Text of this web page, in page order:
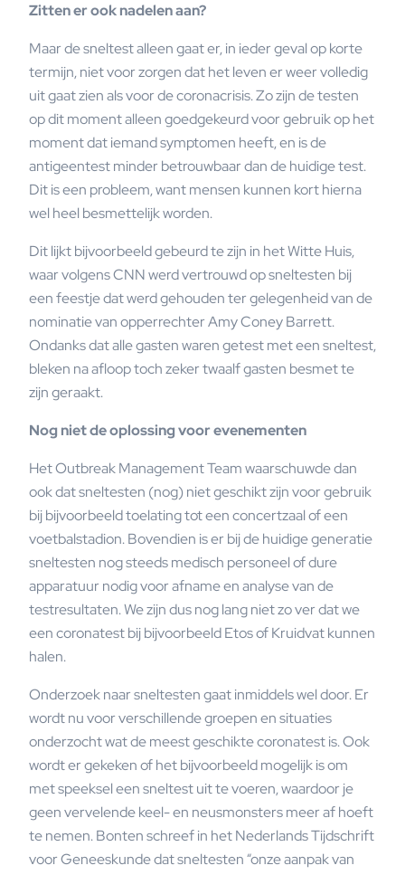
Zitten er ook nadelen aan?
Maar de sneltest alleen gaat er, in ieder geval op korte
termijn, niet voor zorgen dat het leven er weer volledig
uit gaat zien als voor de coronacrisis. Zo zijn de testen
op dit moment alleen goedgekeurd voor gebruik op het
moment dat iemand symptomen heeft, en is de
antigeentest minder betrouwbaar dan de huidige test.
Dit is een probleem, want mensen kunnen kort hierna
wel heel besmettelijk worden.
Dit lijkt bijvoorbeeld gebeurd te zijn in het Witte Huis,
waar volgens CNN werd vertrouwd op sneltesten bij
een feestje dat werd gehouden ter gelegenheid van de
nominatie van opperrechter Amy Coney Barrett.
Ondanks dat alle gasten waren getest met een sneltest,
bleken na afloop toch zeker twaalf gasten besmet te
zijn geraakt.
Nog niet de oplossing voor evenementen
Het Outbreak Management Team waarschuwde dan
ook dat sneltesten (nog) niet geschikt zijn voor gebruik
bij bijvoorbeeld toelating tot een concertzaal of een
voetbalstadion. Bovendien is er bij de huidige generatie
sneltesten nog steeds medisch personeel of dure
apparatuur nodig voor afname en analyse van de
testresultaten. We zijn dus nog lang niet zo ver dat we
een coronatest bij bijvoorbeeld Etos of Kruidvat kunnen
halen.
Onderzoek naar sneltesten gaat inmiddels wel door. Er
wordt nu voor verschillende groepen en situaties
onderzocht wat de meest geschikte coronatest is. Ook
wordt er gekeken of het bijvoorbeeld mogelijk is om
met speeksel een sneltest uit te voeren, waardoor je
geen vervelende keel- en neusmonsters meer af hoeft
te nemen. Bonten schreef in het Nederlands Tijdschrift
voor Geneeskunde dat sneltesten “onze aanpak van